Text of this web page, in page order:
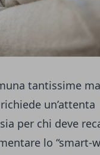
tantissime
un’attenta
per chi deve
lo “smart-